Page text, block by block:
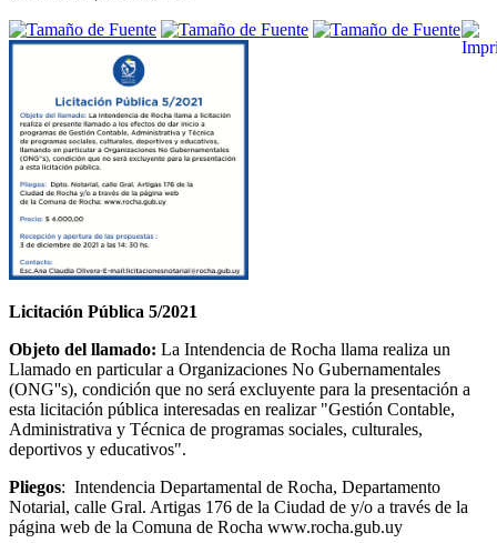
Licitación Pública 5/2021
Objeto del llamado: La Intendencia de Rocha llama realiza un
Llamado en particular a Organizaciones No Gubernamentales
(ONG''s), condición que no será excluyente para la presentación a
esta licitación pública interesadas en realizar "Gestión Contable,
Administrativa y Técnica de programas sociales, culturales,
deportivos y educativos".
Pliegos: Intendencia Departamental de Rocha, Departamento
Notarial, calle Gral. Artigas 176 de la Ciudad de y/o a través de la
página web de la Comuna de Rocha www.rocha.gub.uy